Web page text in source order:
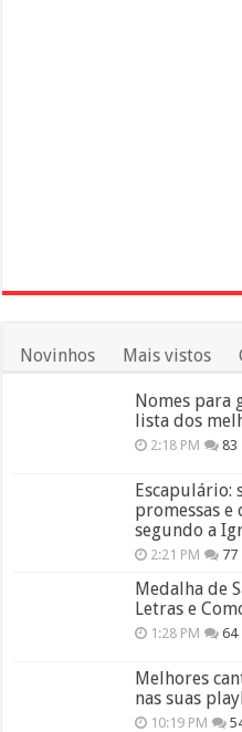
Novinhos Mais vistos
Nomes para
lista dos
2:18 PM 83
Escapulário:
promessas
segundo a
2:21 PM 77
Medalha de
Letras e
1:28 PM 64
Melhores
nas suas
10:19 PM